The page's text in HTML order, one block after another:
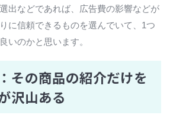
出などであれば、広告費の影響などが
に信頼できるものを選んでいて、1つ
いのかと思います。
その商品の紹介だけを
沢山ある